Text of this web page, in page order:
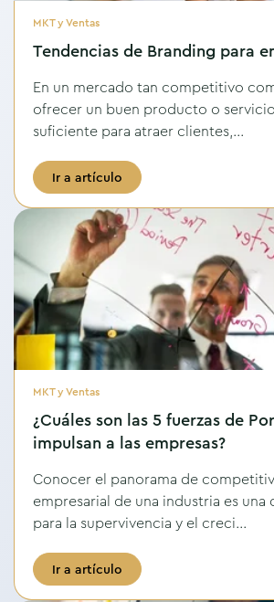
MKT y Ventas
Tendencias de Branding para
En un mercado tan competitivo
ofrecer un buen producto o
suficiente para atraer clientes,...
Ir a artículo
MKT y Ventas
¿Cuáles son las 5 fuerzas de
impulsan a las empresas?
Conocer el panorama de
empresarial de una industria es una
para la supervivencia y el creci...
Ir a artículo